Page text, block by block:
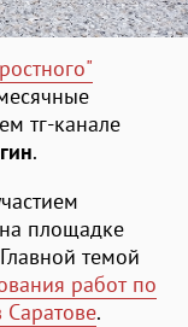
тг-канале
.
площадке
темой
работ по
Саратове.